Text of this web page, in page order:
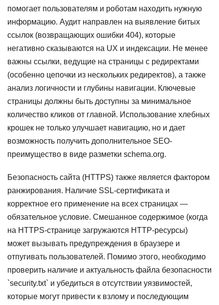
помогает пользователям и роботам находить нужную
информацию. Аудит направлен на выявление битых
ссылок (возвращающих ошибки 404), которые
негативно сказываются на UX и индексации. Не менее
важны ссылки, ведущие на страницы с редиректами
(особенно цепочки из нескольких редиректов), а также
анализ логичности и глубины навигации. Ключевые
страницы должны быть доступны за минимальное
количество кликов от главной. Использование хлебных
крошек не только улучшает навигацию, но и дает
возможность получить дополнительное SEO-
преимущество в виде разметки schema.org.
Безопасность сайта (HTTPS) также является фактором
ранжирования. Наличие SSL-сертификата и
корректное его применение на всех страницах —
обязательное условие. Смешанное содержимое (когда
на HTTPS-странице загружаются HTTP-ресурсы)
может вызывать предупреждения в браузере и
отпугивать пользователей. Помимо этого, необходимо
проверить наличие и актуальность файла безопасности
`security.txt` и убедиться в отсутствии уязвимостей,
которые могут привести к взлому и последующим